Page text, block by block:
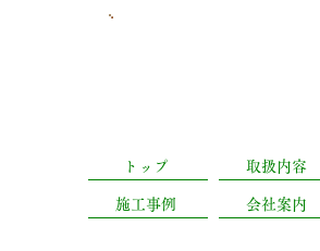
トップ 取扱内容
施工事例 会社案内